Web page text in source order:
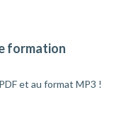
formation
et au format MP3 !